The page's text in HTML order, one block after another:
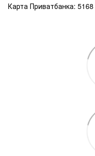
Карта Приватбанка: